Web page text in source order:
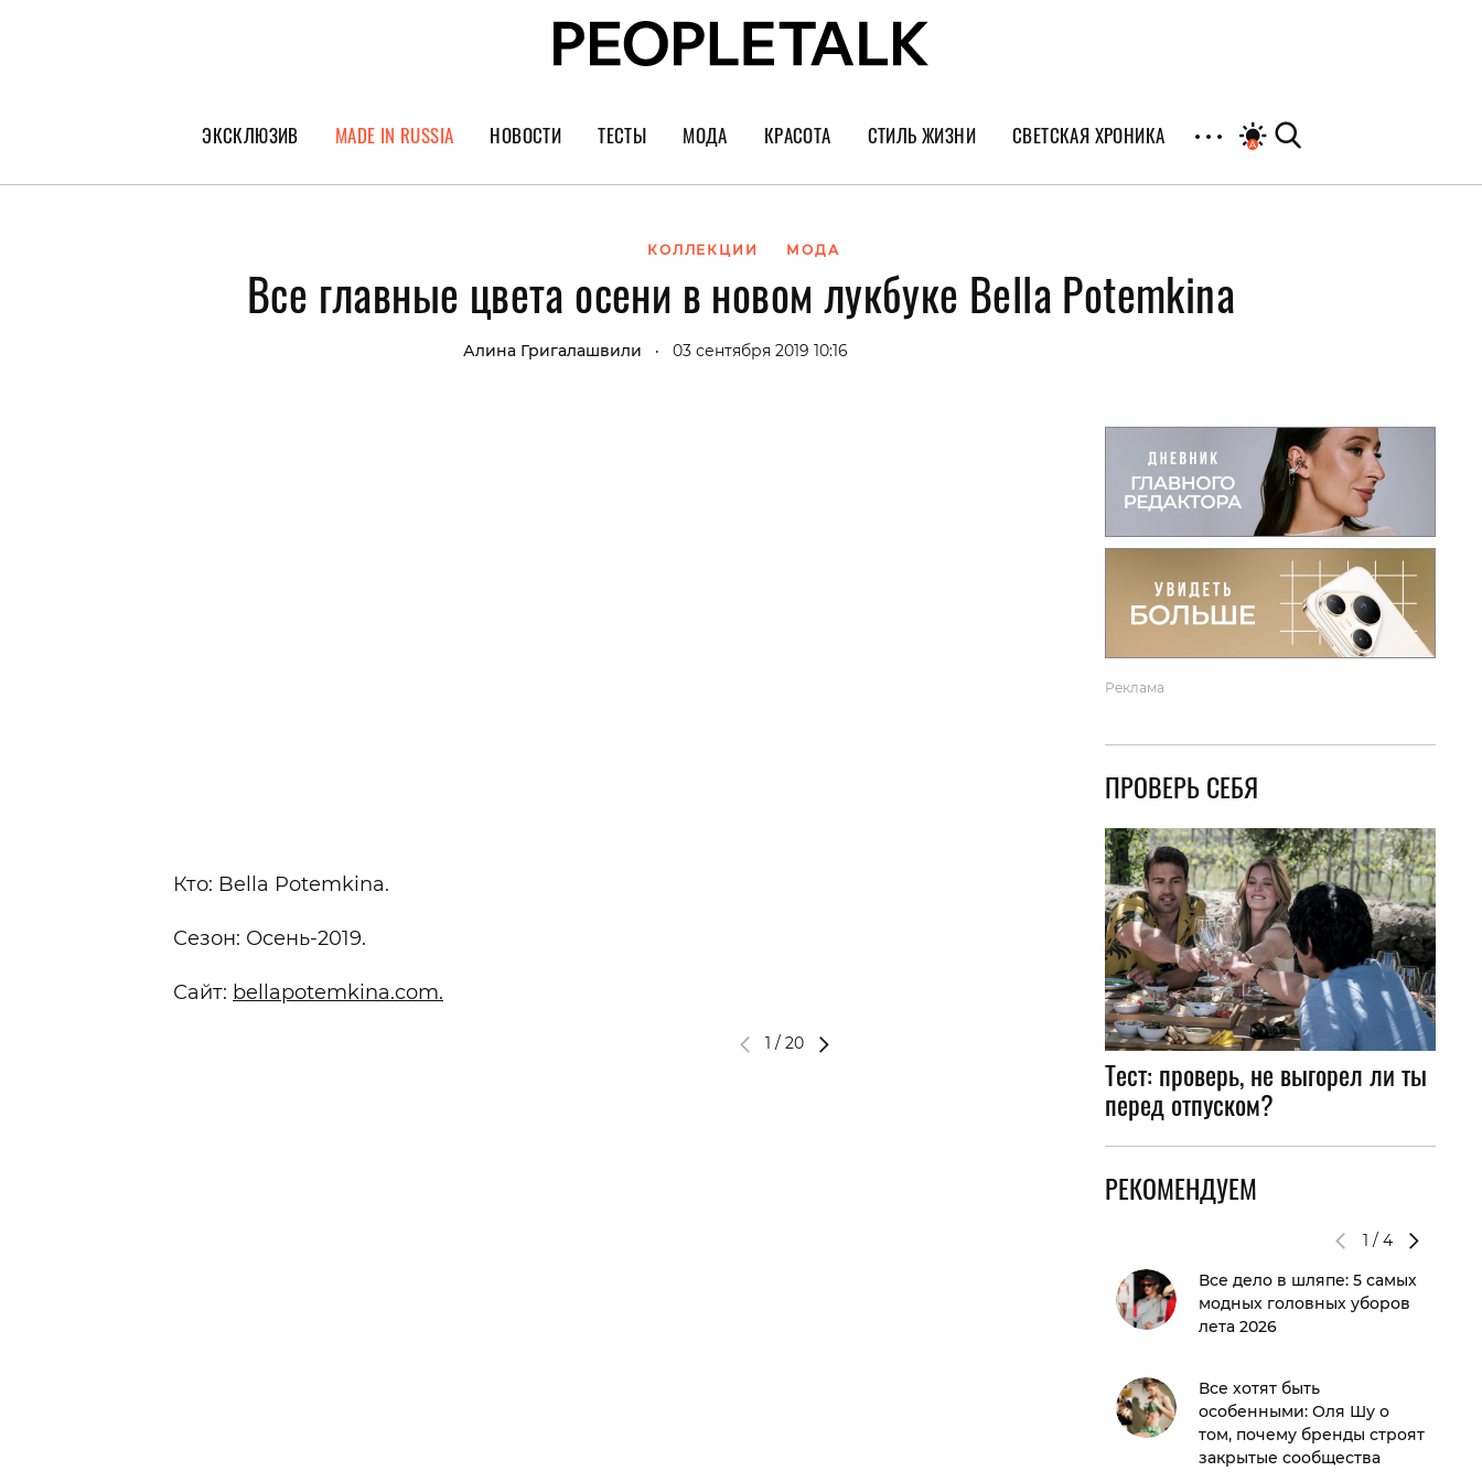
ЭКСКЛЮЗИВ
ГЕРОИ PEOPLETALK
ИНТЕРВЬЮ
ПОКОЛЕНИЕ
MADE IN RUSSIA НОВОСТИ ТЕСТЫ МОДА
Тренды
Украшения и часы
КРАСОТА
Уход за лицом
Парфюм
Спорт
СТИЛЬ ЖИЗНИ
Культура
Еда и рестораны
Путешествия
СВЕТСКАЯ ХРОНИКА
КОЛЛЕКЦИИ МОДА
Все главные цвета осени в новом лукбуке Bella Potemkina
Алина Григалашвили • 03 сентября 2019 10:16
Кто: Bella Potemkina.
Сезон: Осень-2019.
Сайт: bellapotemkina.com.
1 / 20
Реклама
ПРОВЕРЬ СЕБЯ
Тест: проверь, не выгорел ли ты
перед отпуском?
РЕКОМЕНДУЕМ
1 / 4
Все дело в шляпе: 5 самых
модных головных уборов
лета 2026
Все хотят быть
особенными: Оля Шу о
том, почему бренды строят
закрытые сообщества